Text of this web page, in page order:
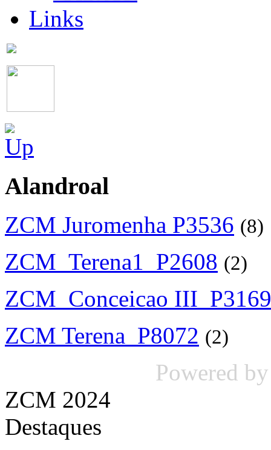
Links
Alandroal
ZCM Juromenha P3536 (8)
ZCM_Terena1_P2608 (2)
ZCM_Conceicao III_P3169
ZCM Terena_P8072 (2)
Powered
ZCM 2024
Destaques